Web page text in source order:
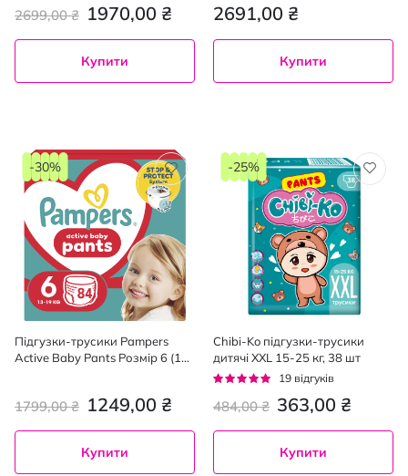
1970,00 ₴
2699,00 ₴
Купити
2691,00 ₴
Купити
Підгузки-трусики Pampers
Active Baby Pants Розмір 6 (13-
1249,00 ₴
1799,00 ₴
-30%
Купити
Chibi-Ko підгузки-трусики
дитячі XXL 15-25 кг, 38 шт
Рейтинг:
19 відгуків
363,00 ₴
484,00 ₴
-25%
Купити